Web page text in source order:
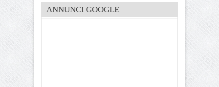
ANNUNCI GOOGLE